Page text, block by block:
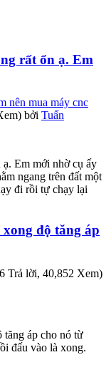
rất ổn ạ. Em
nên mua máy cnc
bởi Tuấn
Em mới nhờ cụ ấy
ngang trên đất một
đi rồi tự chạy lại
độ tăng áp
Trả lời, 40,852 Xem)
tăng áp cho nó từ
đấu vào là xong.